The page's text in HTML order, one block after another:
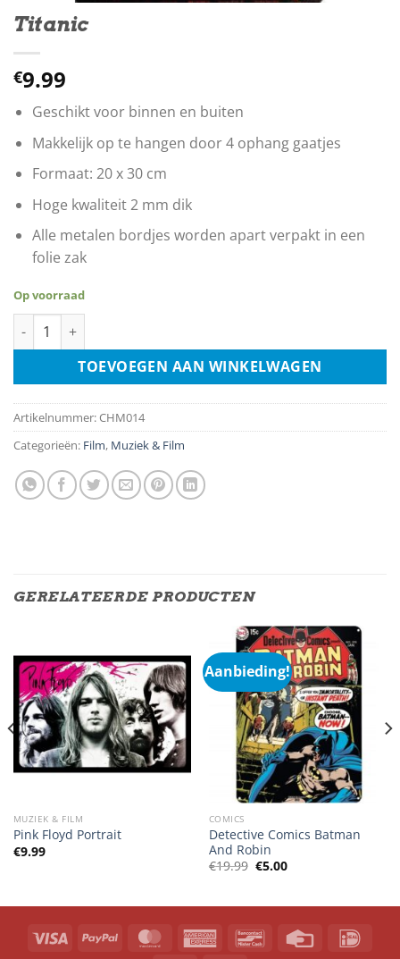
Titanic
€9.99
Geschikt voor binnen en buiten
Makkelijk op te hangen door 4 ophang gaatjes
Formaat: 20 x 30 cm
Hoge kwaliteit 2 mm dik
Alle metalen bordjes worden apart verpakt in een
folie zak
Op voorraad
Titanic aantal
TOEVOEGEN AAN WINKELWAGEN
Artikelnummer:CHM014
Categorieën: Film, Muziek & Film
GERELATEERDE PRODUCTEN
MUZIEK & FILM
Pink Floyd Portrait
€9.99
Aanbieding!
COMICS
Detective Comics Batman
And Robin
€19.99 Oorspronkelijke
prijs
€5.00Huidige
prijs